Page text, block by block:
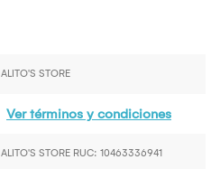
ALITO'S STORE
Ver términos y condiciones
ALITO'S STORE RUC: 10463336941